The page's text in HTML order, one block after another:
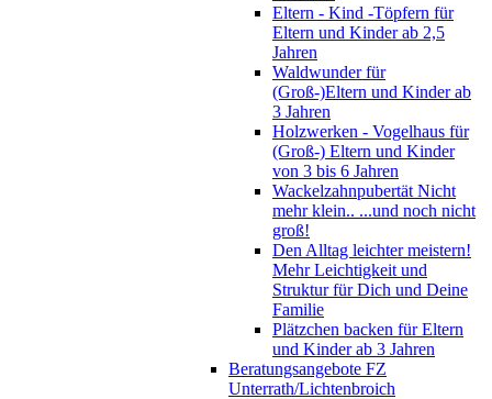
Eltern - Kind -Töpfern für
Eltern und Kinder ab 2,5
Jahren
Waldwunder für
(Groß-)Eltern und Kinder ab
3 Jahren
Holzwerken - Vogelhaus für
(Groß-) Eltern und Kinder
von 3 bis 6 Jahren
Wackelzahnpubertät Nicht
mehr klein.. ...und noch nicht
groß!
Den Alltag leichter meistern!
Mehr Leichtigkeit und
Struktur für Dich und Deine
Familie
Plätzchen backen für Eltern
und Kinder ab 3 Jahren
Beratungsangebote FZ
Unterrath/Lichtenbroich